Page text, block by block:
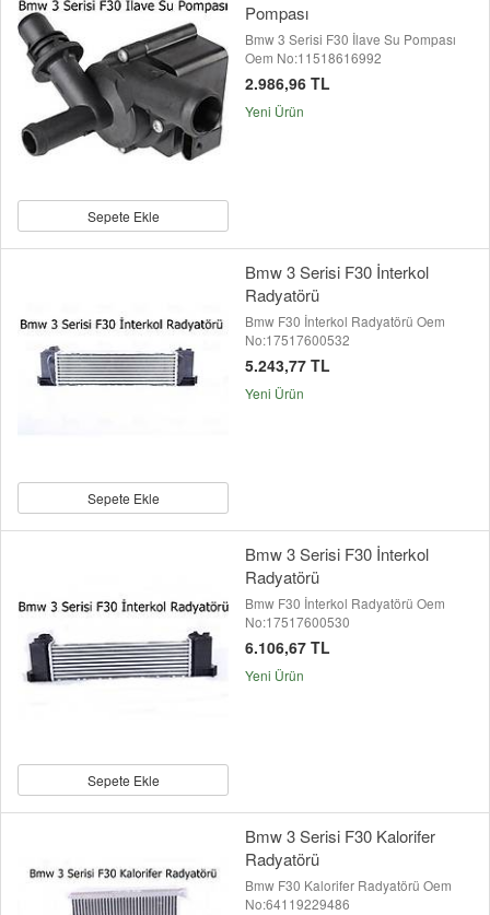
Sepete Ekle
Pompası
Bmw 3 Serisi F30 İlave Su Pompası
Oem No:11518616992
2.986,96 TL
Yeni Ürün
Sepete Ekle
Bmw 3 Serisi F30 İnterkol
Radyatörü
Bmw F30 İnterkol Radyatörü Oem
No:17517600532
5.243,77 TL
Yeni Ürün
Sepete Ekle
Bmw 3 Serisi F30 İnterkol
Radyatörü
Bmw F30 İnterkol Radyatörü Oem
No:17517600530
6.106,67 TL
Yeni Ürün
Bmw 3 Serisi F30 Kalorifer
Radyatörü
Bmw F30 Kalorifer Radyatörü Oem
No:64119229486